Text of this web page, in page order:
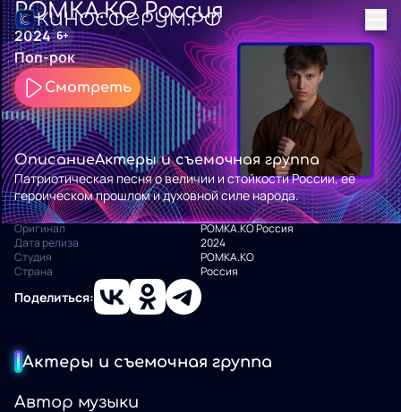
РОМКА.КО Россия
2024 6+
Поп-рок
Смотреть
ОписаниеАктеры и съемочная группа
Патриотическая песня о величии и стойкости России, её
героическом прошлом и духовной силе народа.
Оригинал
РОМКА.КО Россия
Дата релиза
2024
Студия
РОМКА.КО
Страна
Россия
Поделиться:
Актеры и съемочная группа
Автор музыки